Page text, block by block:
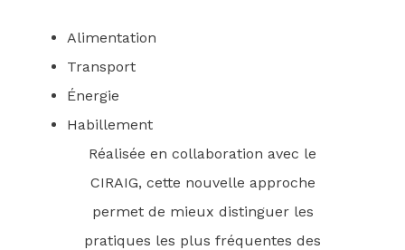
Alimentation
Transport
Énergie
Habillement
Réalisée en collaboration avec le
CIRAIG, cette nouvelle approche
permet de mieux distinguer les
pratiques les plus fréquentes des